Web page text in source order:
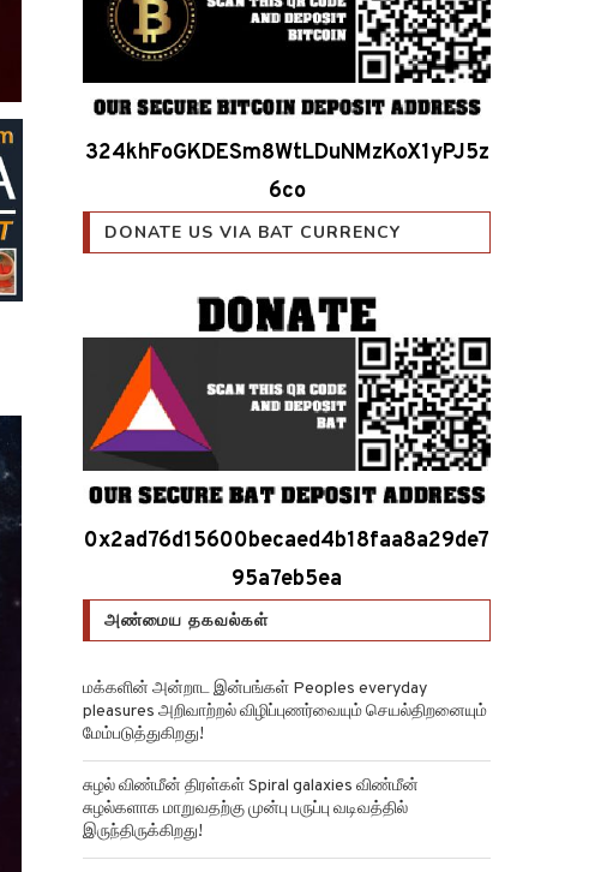
324khFoGKDESm8WtLDuNMzKoX1yPJ5z
6co
DONATE US VIA BAT CURRENCY
0x2ad76d15600becaed4b18faa8a29de7
95a7eb5ea
அண்மைய தகவல்கள்
மக்களின் அன்றாட இன்பங்கள் Peoples everyday
pleasures அறிவாற்றல் விழிப்புணர்வையும் செயல்திறனையும்
மேம்படுத்துகிறது!
சுழல் விண்மீன் திரள்கள் Spiral galaxies விண்மீன்
சுழல்களாக மாறுவதற்கு முன்பு பருப்பு வடிவத்தில்
இருந்திருக்கிறது!